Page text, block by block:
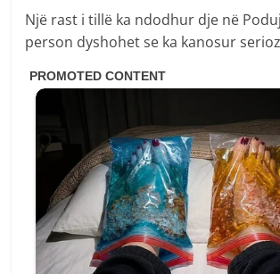
Një rast i tillë ka ndodhur dje në
person dyshohet se ka kanosur